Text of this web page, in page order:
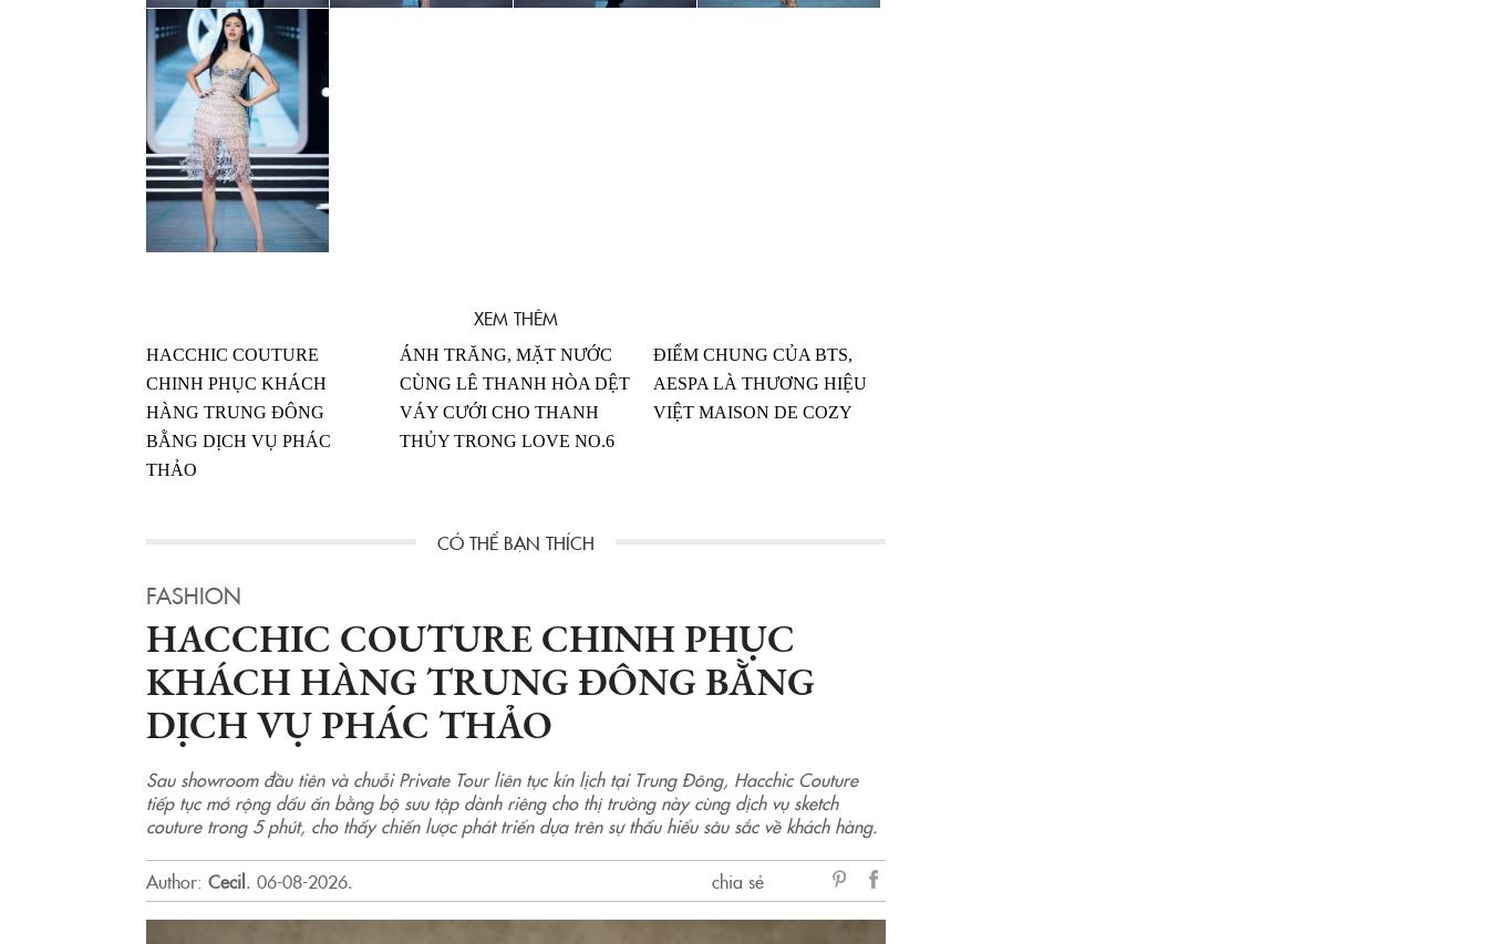
XEM THÊM
HACCHIC COUTURE
CHINH PHỤC KHÁCH
HÀNG TRUNG ĐÔNG
BẰNG DỊCH VỤ PHÁC
THẢO
ÁNH TRĂNG, MẶT NƯỚC
CÙNG LÊ THANH HÒA DỆT
VÁY CƯỚI CHO THANH
THỦY TRONG LOVE NO.6
ĐIỂM CHUNG CỦA BTS,
AESPA LÀ THƯƠNG HIỆU
VIỆT MAISON DE COZY
FASHION
HACCHIC COUTURE CHINH PHỤC
KHÁCH HÀNG TRUNG ĐÔNG BẰNG
DỊCH VỤ PHÁC THẢO
Sau showroom đầu tiên và chuỗi Private Tour liên tục kín lịch tại Trung Đông, Hacchic Couture
tiếp tục mở rộng dấu ấn bằng bộ sưu tập dành riêng cho thị trường này cùng dịch vụ sketch
couture trong 5 phút, cho thấy chiến lược phát triển dựa trên sự thấu hiểu sâu sắc về khách hàng.
Author: Cecil. 06-08-2026.
chia sẻ